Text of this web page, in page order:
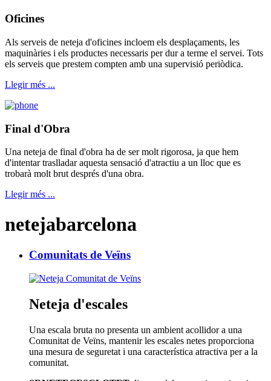
Oficines
Als serveis de neteja d'oficines incloem els desplaçaments, les
maquinàries i els productes necessaris per dur a terme el servei. Tots
els serveis que prestem compten amb una supervisió periòdica.
Llegir més ...
Final d'Obra
Una neteja de final d'obra ha de ser molt rigorosa, ja que hem
d'intentar traslladar aquesta sensació d'atractiu a un lloc que es
trobarà molt brut després d'una obra.
Llegir més ...
netejabarcelona
Comunitats de Veïns
Neteja d'escales
Una escala bruta no presenta un ambient acollidor a una
Comunitat de Veïns, mantenir les escales netes proporciona
una mesura de seguretat i una característica atractiva per a la
comunitat.